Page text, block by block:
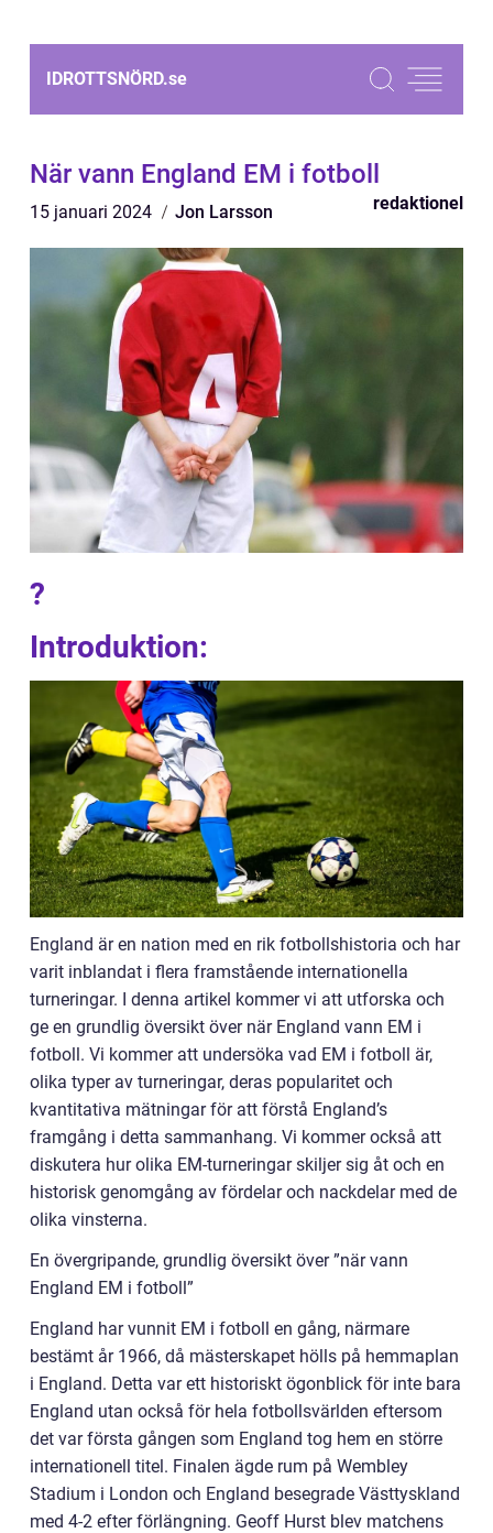
IDROTTSNÖRD.se
När vann England EM i fotboll
15 januari 2024 Jon Larsson redaktionel
?
Introduktion:
England är en nation med en rik fotbollshistoria och har
varit inblandat i flera framstående internationella
turneringar. I denna artikel kommer vi att utforska och
ge en grundlig översikt över när England vann EM i
fotboll. Vi kommer att undersöka vad EM i fotboll är,
olika typer av turneringar, deras popularitet och
kvantitativa mätningar för att förstå England’s
framgång i detta sammanhang. Vi kommer också att
diskutera hur olika EM-turneringar skiljer sig åt och en
historisk genomgång av fördelar och nackdelar med de
olika vinsterna.
En övergripande, grundlig översikt över ”när vann
England EM i fotboll”
England har vunnit EM i fotboll en gång, närmare
bestämt år 1966, då mästerskapet hölls på hemmaplan
i England. Detta var ett historiskt ögonblick för inte bara
England utan också för hela fotbollsvärlden eftersom
det var första gången som England tog hem en större
internationell titel. Finalen ägde rum på Wembley
Stadium i London och England besegrade Västtyskland
med 4-2 efter förlängning. Geoff Hurst blev matchens